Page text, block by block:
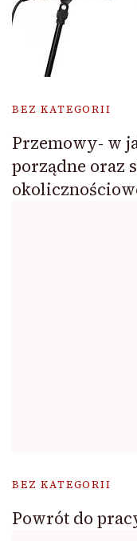
BEZ KATEGORII
Przemowy- w
porządne oraz
BEZ KATEGORII
Powrót do